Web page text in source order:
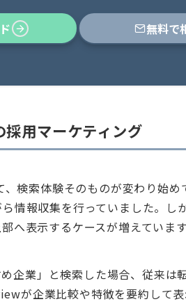
無料で
用マーケティング
検索体験そのものが変わり始め
情報収集を行っていました。し
へ表示するケースが増えています
企業」と検索した場合、従来は
が企業比較や特徴を要約して表